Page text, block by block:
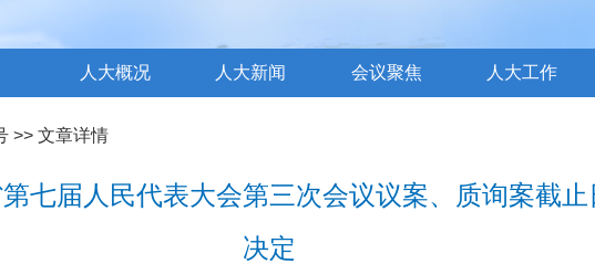
人大概况 人大新闻 会议聚焦 人大工作
>> 文章详情
七届人民代表大会第三次会议议案、质询案截止
决定